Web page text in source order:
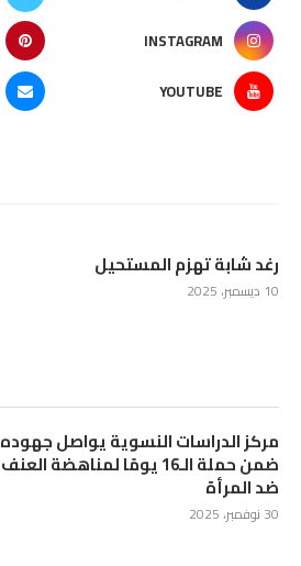
INSTAGRAM
YOUTUBE
رغد شابة تهزم المستحيل
10 ديسمبر، 2025
مركز الدراسات النسوية يواصل جهوده
ضمن حملة الـ16 يومًا لمناهضة العنف
ضد المرأة
30 نوفمبر، 2025